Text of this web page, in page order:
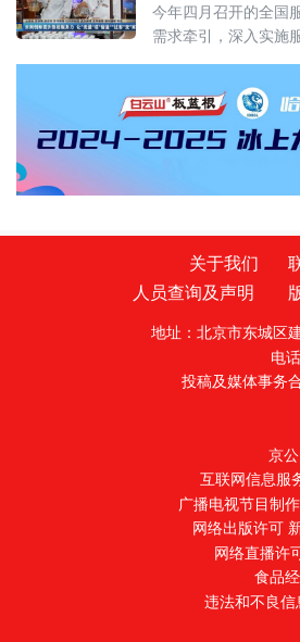
今年四月召开的全国
需求牵引，深入实施
展，要注重民生需要
发展，更好满足人们
的需求。
关于我们
人员查询及声明
地址：北京市东城区
电
投稿及媒体事务
京
互联网信息服
广播电视节目制
网络出版许可
网络直播许
食品
违法和不良信